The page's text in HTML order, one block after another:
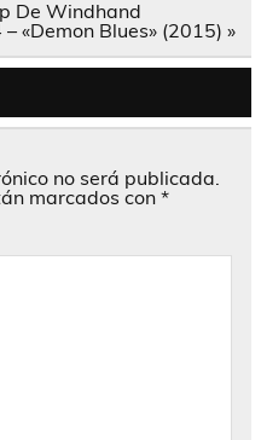
De Windhand
«Demon Blues» (2015) »
no será publicada.
marcados con *